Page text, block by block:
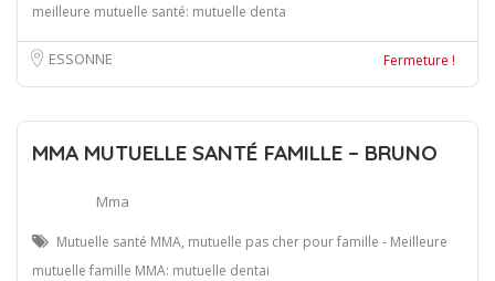
meilleure mutuelle santé: mutuelle denta
ESSONNE Fermeture !
MMA MUTUELLE SANTÉ FAMILLE – BRUNO
Mma
Mutuelle santé MMA, mutuelle pas cher pour famille - Meilleure
mutuelle famille MMA: mutuelle dentai